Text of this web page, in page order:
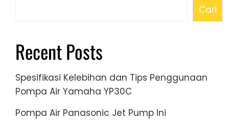
Cari
Recent Posts
Spesifikasi Kelebihan dan Tips Penggunaan
Pompa Air Yamaha YP30C
Pompa Air Panasonic Jet Pump Ini